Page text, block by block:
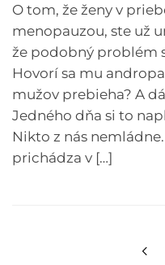
O tom, že ženy v
menopauzou, ste už
že podobný problém
Hovorí sa mu
mužov prebieha? A
Jedného dňa si to
Nikto z nás
prichádza v […]